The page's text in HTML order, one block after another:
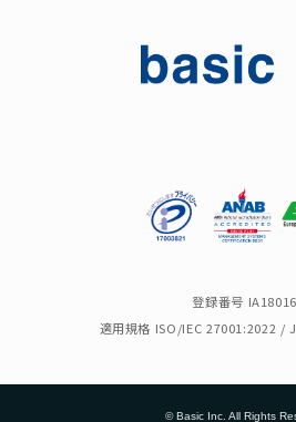
登録番号
適用規格 ISO/IEC 27001:2022 /
© Basic Inc. All Rights